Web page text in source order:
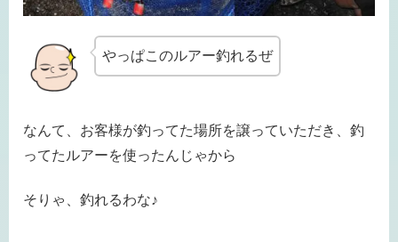
やっぱこのルアー釣れるぜ
なんて、お客様が釣ってた場所を譲っていただき、釣
ってたルアーを使ったんじゃから
そりゃ、釣れるわな♪